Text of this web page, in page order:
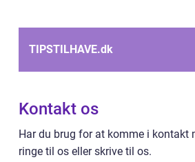
TIPSTILHAVE.dk
Kontakt os
Har du brug for at komme i kontakt
ringe til os eller skrive til os.